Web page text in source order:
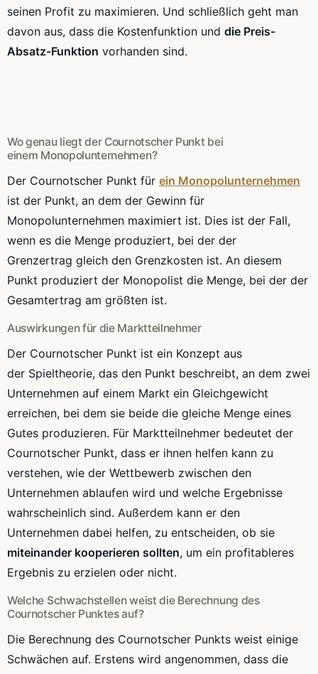
seinen Profit zu maximieren. Und schließlich geht man
davon aus, dass die Kostenfunktion und die Preis-
Absatz-Funktion vorhanden sind.
Wo genau liegt der CournotscherPunkt bei
einem Monopolunternehmen?
Der Cournotscher Punkt für ein Monopolunternehmen
ist der Punkt, an dem der Gewinn für
Monopolunternehmen maximiert ist. Dies ist der Fall,
wenn es die Menge produziert, bei der der
Grenzertrag gleich den Grenzkosten ist. An diesem
Punkt produziert der Monopolist die Menge, bei der der
Gesamtertrag am größten ist.
Auswirkungen für die Marktteilnehmer
Der Cournotscher Punkt ist ein Konzept aus
der Spieltheorie, das den Punkt beschreibt, an dem zwei
Unternehmen auf einem Markt ein Gleichgewicht
erreichen, bei dem sie beide die gleiche Menge eines
Gutes produzieren. Für Marktteilnehmer bedeutet der
Cournotscher Punkt, dass er ihnen helfen kann zu
verstehen, wie der Wettbewerb zwischen den
Unternehmen ablaufen wird und welche Ergebnisse
wahrscheinlich sind. Außerdem kann er den
Unternehmen dabei helfen, zu entscheiden, ob sie
miteinander kooperieren sollten, um ein profitableres
Ergebnis zu erzielen oder nicht.
Welche Schwachstellen weist die Berechnung des
CournotscherPunktes auf?
Die Berechnung des Cournotscher Punkts weist einige
Schwächen auf. Erstens wird angenommen, dass die